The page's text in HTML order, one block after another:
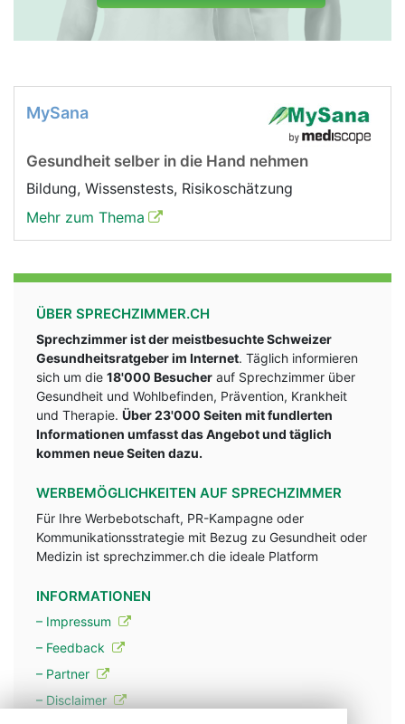
MySana
Gesundheit selber in die Hand nehmen
Bildung, Wissenstests, Risikoschätzung
Mehr zum Thema
ÜBER SPRECHZIMMER.CH
Sprechzimmer ist der meistbesuchte Schweizer
Gesundheitsratgeber im Internet. Täglich informieren
sich um die 18'000 Besucher auf Sprechzimmer über
Gesundheit und Wohlbefinden, Prävention, Krankheit
und Therapie. Über 23'000 Seiten mit fundlerten
Informationen umfasst das Angebot und täglich
kommen neue Seiten dazu.
WERBEMÖGLICHKEITEN AUF SPRECHZIMMER
Für Ihre Werbebotschaft, PR-Kampagne oder
Kommunikationsstrategie mit Bezug zu Gesundheit oder
Medizin ist sprechzimmer.ch die ideale Platform
INFORMATIONEN
– Impressum
– Feedback
– Partner
– Disclaimer